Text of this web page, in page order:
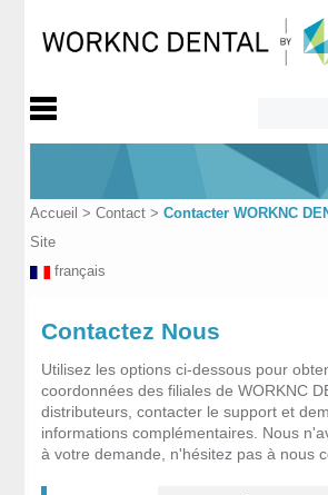
Accueil > Contact> Contacter WORKNC
Site
français
Contactez Nous
Utilisez les options ci-dessous pour
coordonnées des filiales de WORKNC
distributeurs, contacter le support et
informations complémentaires. Nous
à votre demande, n'hésitez pas à nous